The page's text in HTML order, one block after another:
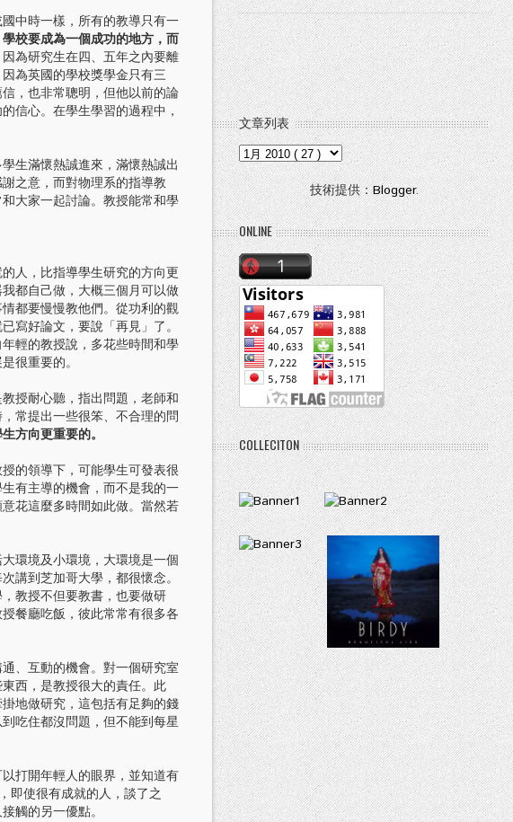
中時一樣，所有的教導只有一
學校要成為一個成功的地方，而
為研究生在四、五年之內要離
為英國的學校獎學金只有三
，也非常聰明，但他以前的論
信心。在學生學習的過程中，
生滿懷熱誠進來，滿懷熱誠出
之意，而對物理系的指導教
大家一起討論。教授能常和學
人，比指導學生研究的方向更
都自己做，大概三個月可以做
都要慢慢教他們。從功利的觀
寫好論文，要說「再見」了。
輕的教授說，多花些時間和學
很重要的。
授耐心聽，指出問題，老師和
常提出一些很笨、不合理的問
方向更重要的。
的領導下，可能學生可發表很
有主導的機會，而不是我的一
花這麼多時間如此做。當然若
環境及小環境，大環境是一個
講到芝加哥大學，都很懷念。
教授不但要教書，也要做研
餐廳吃飯，彼此常常有很多各
、互動的機會。對一個研究室
西，是教授很大的責任。此
地做研究，這包括有足夠的錢
吃住都沒問題，但不能到每星
打開年輕人的眼界，並知道有
即使很有成就的人，談了之
觸的另一優點。
文章列表
技術提供：Blogger.
ONLINE
COLLECITON